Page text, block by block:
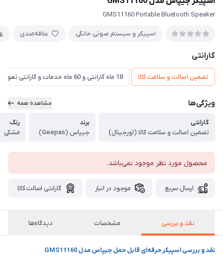
GMS11160 Portable Bluetooth Speaker
اسپیکر و سیستم صوتی خانگی علاقه‌مندی
گارانتی
تضمین اصالت و سلامت کالا 18 ماه گارانتی و 60 ماه خدمات و گارانتی تعویض
ویژگی‌ها مشاهده همه
گارانتی
تضمین اصالت و سلامت کالا (اورجینال)
برند
جیپاس (Geepas)
رنگ
مشکی
محصول مورد نظر موجود نمی‌باشد.
ارسال سریع موجود در انبار گارانتی اصالت کالا
نقد و بررسی مشخصات دیدگاه‌ها
نقد و بررسی اسپیکر حرفه‌ای قابل حمل جیپاس مدل GMS11160